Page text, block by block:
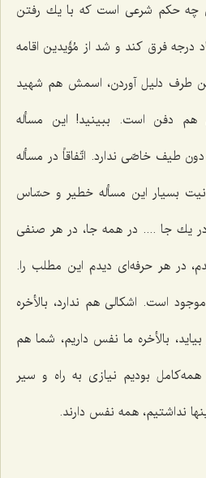
چه حكم شرعی است كه با یك رفتن
فرق كند و شد از مُؤَیدین اقامه
طرف دلیل آوردن، اسمش هم شهید
دفن است. ببینید! این مسأله
خاصّی ندارد. اتّفاقاً در مسأله
بسیار این مسأله خطیر و حسّاس
یك جا .... در همه جا، در هر صنفی
در هر حرفه‌ای دیدم این مطلب را.
است. اشكالی هم ندارد، بالأخره
بالأخره ما نفس داریم، شما هم
بودیم نیازی به راه و سیر
نداشتیم، همه نفس دارند.